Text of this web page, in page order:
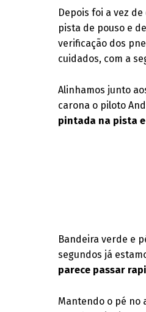
Depois foi a vez
pista de pouso e
verificação dos
cuidados, com a
Alinhamos junto
carona o piloto
pintada na pista
Bandeira verde e
segundos já
parece passar
Mantendo o pé no